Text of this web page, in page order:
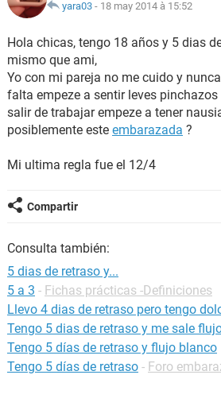
yara03 - 18 may 2014 à 15:52
Hola chicas, tengo 18 años y 5 dias
mismo que ami,
Yo con mi pareja no me cuido y
falta empeze a sentir leves pinchazos
salir de trabajar empeze a tener
posiblemente este embarazada ?
Mi ultima regla fue el 12/4
Compartir
Consulta también:
5 dias de retraso y...
5 a 3 - Fichas prácticas -Definiciones
Llevo 4 dias de retraso pero tengo
Tengo 5 dias de retraso y me sale
Tengo 5 días de retraso y flujo blanco
Tengo 5 días de retraso - Foro